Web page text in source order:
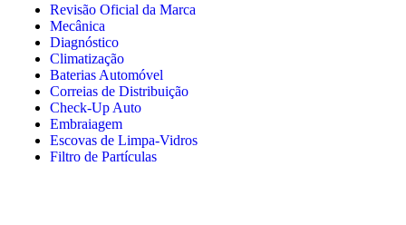
Revisão Oficial da Marca
Mecânica
Diagnóstico
Climatização
Baterias Automóvel
Correias de Distribuição
Check-Up Auto
Embraiagem
Escovas de Limpa-Vidros
Filtro de Partículas